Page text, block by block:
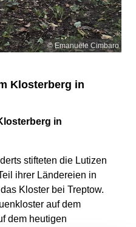
© Emanuele Cimbaro
Klosterberg in
in
stifteten die Lutizen
ihrer Ländereien in
Kloster bei Treptow.
auf dem
dem heutigen